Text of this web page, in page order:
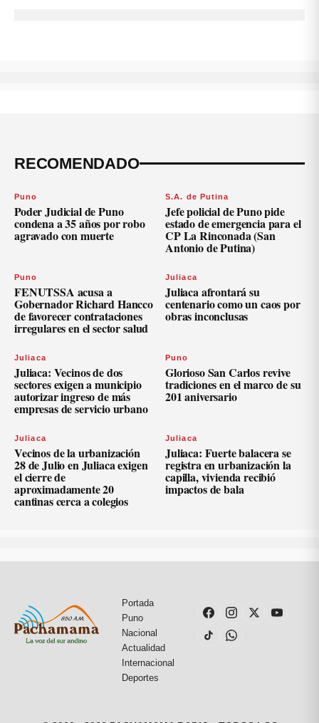
RECOMENDADO
Puno
Poder Judicial de Puno
condena a 35 años por robo
agravado con muerte
S.A. de Putina
Jefe policial de Puno pide
estado de emergencia para el
CP La Rinconada (San
Antonio de Putina)
Puno
FENUTSSA acusa a
Gobernador Richard Hancco
de favorecer contrataciones
irregulares en el sector salud
Juliaca
Juliaca afrontará su
centenario como un caos por
obras inconclusas
Juliaca
Juliaca: Vecinos de dos
sectores exigen a municipio
autorizar ingreso de más
empresas de servicio urbano
Puno
Glorioso San Carlos revive
tradiciones en el marco de su
201 aniversario
Juliaca
Vecinos de la urbanización
28 de Julio en Juliaca exigen
el cierre de
aproximadamente 20
cantinas cerca a colegios
Juliaca
Juliaca: Fuerte balacera se
registra en urbanización la
capilla, vivienda recibió
impactos de bala
Portada
Puno
Nacional
Actualidad
Internacional
Deportes